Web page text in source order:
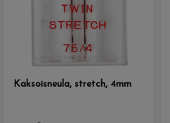
Kaksoisneula, stretch, 4mm